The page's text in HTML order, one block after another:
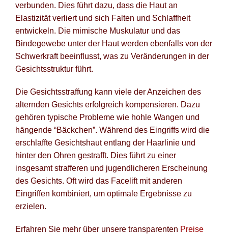
verbunden. Dies führt dazu, dass die Haut an
Elastizität verliert und sich Falten und Schlaffheit
entwickeln. Die mimische Muskulatur und das
Bindegewebe unter der Haut werden ebenfalls von der
Schwerkraft beeinflusst, was zu Veränderungen in der
Gesichtsstruktur führt.
Die Gesichtsstraffung kann viele der Anzeichen des
alternden Gesichts erfolgreich kompensieren. Dazu
gehören typische Probleme wie hohle Wangen und
hängende “Bäckchen”. Während des Eingriffs wird die
erschlaffte Gesichtshaut entlang der Haarlinie und
hinter den Ohren gestrafft. Dies führt zu einer
insgesamt strafferen und jugendlicheren Erscheinung
des Gesichts. Oft wird das Facelift mit anderen
Eingriffen kombiniert, um optimale Ergebnisse zu
erzielen.
Erfahren Sie mehr über unsere transparenten Preise